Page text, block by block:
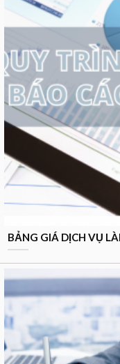
BẢNG GIÁ DỊCH VỤ